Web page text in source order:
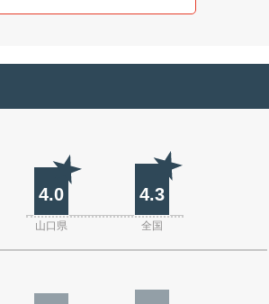
4.0 4.3
山口県 全国